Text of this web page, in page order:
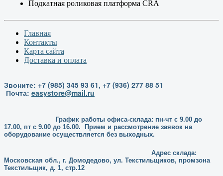
Подкатная роликовая платформа CRA
Главная
Контакты
Карта сайта
Доставка и оплата
Звоните: +7 (985) 345 93 61, +7 (936) 277 88 51
Почта: easystore@mail.ru
График работы офиса-склада: пн-чт с 9.00 до
17.00, пт с 9.00 до 16.00. Прием и рассмотрение заявок на
оборудование осуществляется без выходных.
Адрес склада:
Московская обл., г. Домодедово, ул. Текстильщиков, промзона
Текстильщик, д. 1, стр.12